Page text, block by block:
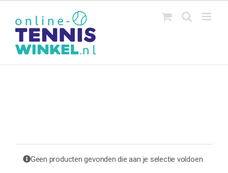
inhoud
Geen producten gevonden die aan je selectie voldoen.